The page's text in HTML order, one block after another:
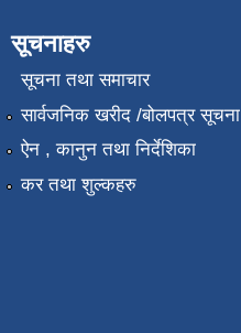
सूचनाहरु
सूचना तथा समाचार
सार्वजनिक खरीद /बोलपत्र सूचना
ऐन , कानुन तथा निर्देशिका
कर तथा शुल्कहरु